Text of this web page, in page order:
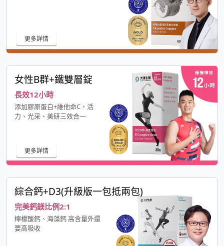
更多詳情
女性B群+鐵雙層錠
長效12小時
添加膠原蛋白+維他命C，活
力、光采、美研三效合一
更多詳情
綜合鈣+D3(升級版一包抵兩包)
完美鈣鎂比例2:1
檸檬酸鈣、海藻鈣 高含量外還
要高吸收